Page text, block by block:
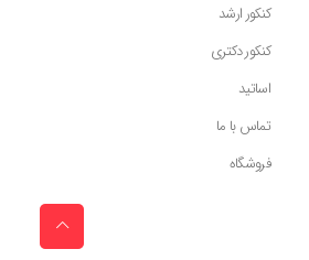
کنکور ارشد
کنکور دکتری
اساتید
تماس با ما
فروشگاه